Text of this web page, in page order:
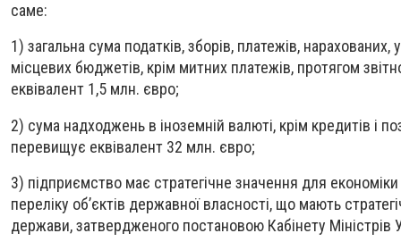
саме:
1) загальна сума податків, зборів, платежів,
місцевих бюджетів, крім митних платежів, протягом
еквівалент 1,5 млн. євро;
2) сума надходжень в іноземній валюті, крім кредитів і
перевищує еквівалент 32 млн. євро;
3) підприємство має стратегічне значення для
переліку об’єктів державної власності, що мають
держави, затвердженого постановою Кабінету